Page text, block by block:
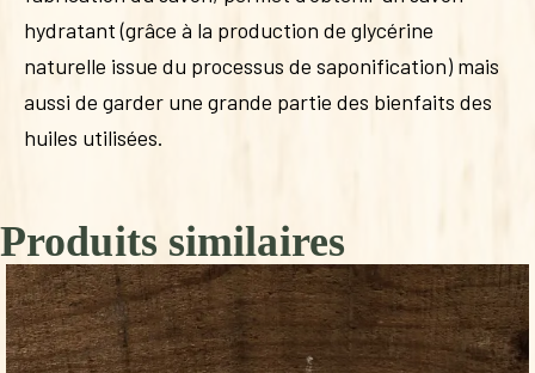
hydratant (grâce à la production de glycérine
naturelle issue du processus de saponification) mais
aussi de garder une grande partie des bienfaits des
huiles utilisées.
Produits similaires